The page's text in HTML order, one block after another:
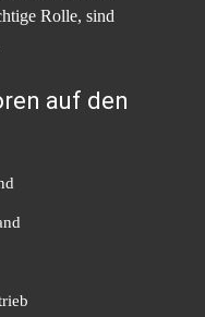
Rolle, sind
auf den